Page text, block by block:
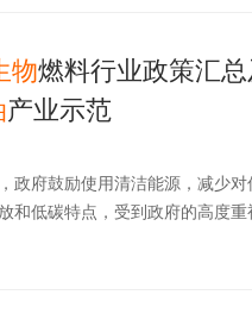
物燃料行业政策汇
产业示范
政府鼓励使用清洁能源，减少
和低碳特点，受到政府的高度重